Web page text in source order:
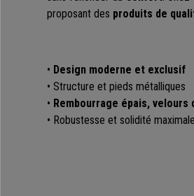
proposant des produits de
• Design moderne et exclusif
• Structure et pieds métalliques
• Rembourrage épais, velours
• Robustesse et solidité